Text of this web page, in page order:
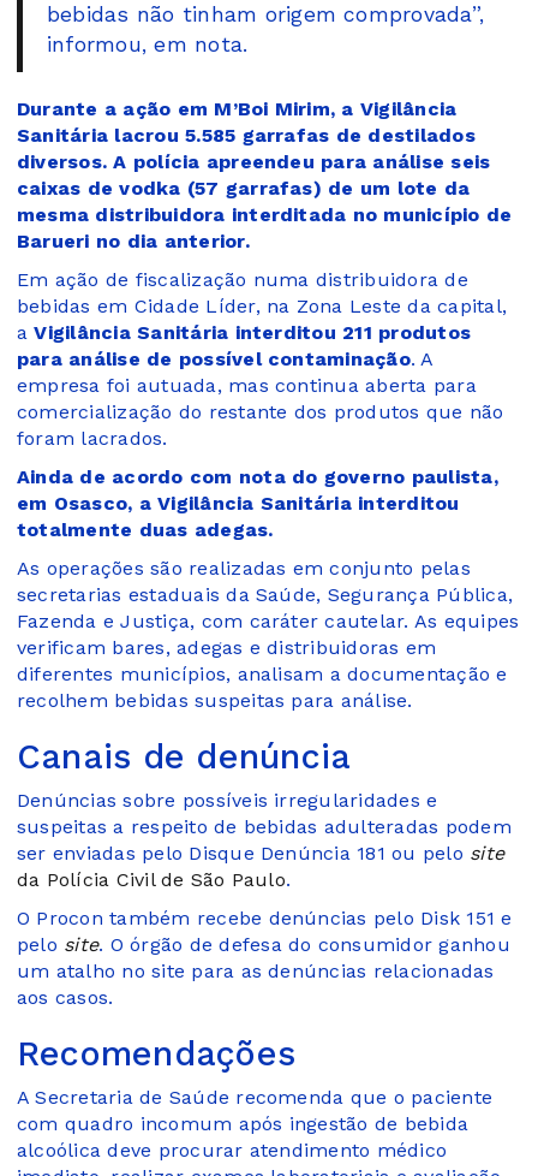
bebidas não tinham origem comprovada”,
informou, em nota.
Durante a ação em M’Boi Mirim, a Vigilância
Sanitária lacrou 5.585 garrafas de destilados
diversos. A polícia apreendeu para análise seis
caixas de vodka (57 garrafas) de um lote da
mesma distribuidora interditada no município de
Barueri no dia anterior.
Em ação de fiscalização numa distribuidora de
bebidas em Cidade Líder, na Zona Leste da capital,
aVigilância Sanitária interditou 211 produtos
para análise de possível contaminação. A
empresa foi autuada, mas continua aberta para
comercialização do restante dos produtos que não
foram lacrados.
Ainda de acordo com nota do governo paulista,
em Osasco, a Vigilância Sanitária interditou
totalmente duas adegas.
As operações são realizadas em conjunto pelas
secretarias estaduais da Saúde, Segurança Pública,
Fazenda e Justiça, com caráter cautelar. As equipes
verificam bares, adegas e distribuidoras em
diferentes municípios, analisam a documentação e
recolhem bebidas suspeitas para análise.
Canais de denúncia
Denúncias sobre possíveis irregularidades e
suspeitas a respeito de bebidas adulteradas podem
ser enviadas pelo Disque Denúncia 181 ou pelo site
da Polícia Civil de São Paulo.
O Procon também recebe denúncias pelo Disk 151 e
pelo site. O órgão de defesa do consumidor ganhou
um atalho no site para as denúncias relacionadas
aos casos.
Recomendações
A Secretaria de Saúde recomenda que o paciente
com quadro incomum após ingestão de bebida
alcoólica deve procurar atendimento médico